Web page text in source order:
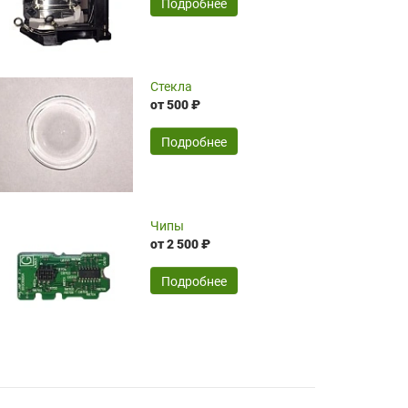
оптимизированной стоимости, чему
чрезмерно благодарны!)))
24.04.2026
широкий ассортимент ламп, как оригиналов,
так и аналогов.Быстрое оформление и
передача в доставку, приемлемые цены. Мне
понравилось.
Читать полностью
16.04.2026
Подробнее
Стекла
от 500 ₽
Подробнее
Чипы
от 2 500 ₽
Подробнее